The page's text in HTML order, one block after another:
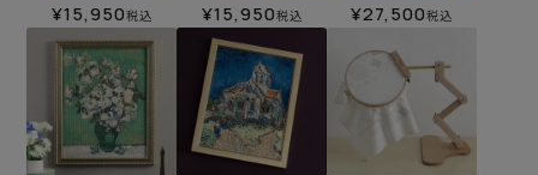
¥15,950税込 ¥15,950税込 ¥27,500税込